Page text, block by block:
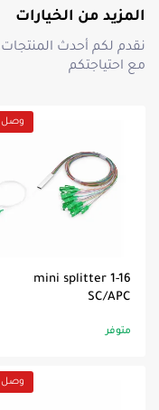
المزيد من الخيارات
نقدم لكم أحدث
مع احتياجتكم
وصل
mini splitter 1-16
SC/APC
متوفر
وصل